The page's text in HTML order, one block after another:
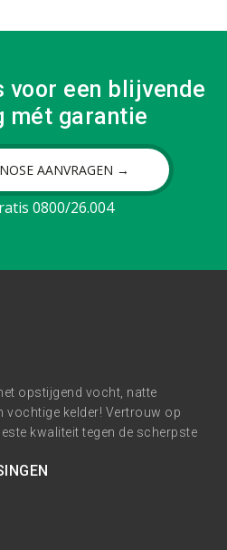
voor een blijvende
mét garantie
AANVRAGEN →
0800/26.004
opstijgend vocht, natte
vochtige kelder! Vertrouw op
kwaliteit tegen de scherpste